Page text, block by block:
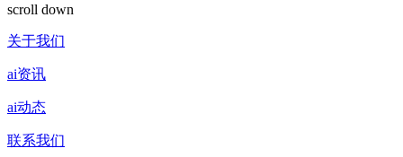
scroll down
关于我们
ai资讯
ai动态
联系我们